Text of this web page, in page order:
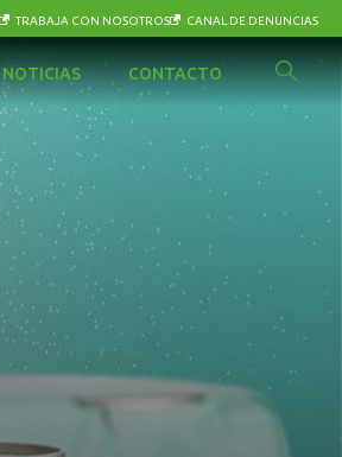
TRABAJA CON NOSOTROS CANAL DE DENUNCIAS
NOTICIAS CONTACTO